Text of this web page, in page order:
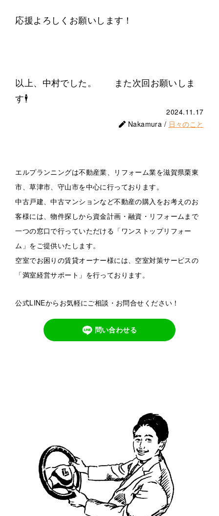
応援よろしくお願いします！
以上、中村でした。 また次回お願いしま
す🕴️
2024.11.17
Nakamura / 日々のこと
エルプランニングは不動産業、リフォーム業を滋賀県栗東
市、草津市、守山市を中心に行っております。
中古戸建、中古マンションなど不動産の購入をお考えのお
客様には、物件探しから資金計画・融資・リフォームまで
一つの窓口で行っていただける「ワンストップリフォー
ム」をご提供いたします。
空室でお困りの賃貸オーナー様には、空室対策サービスの
「満室経営サポート」を行っております。
公式LINEからお気軽にご相談・お問合せください！
問い合わせる